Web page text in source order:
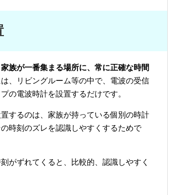
家族が一番集まる場所に、常に正確な時間
、リビングルーム等の中で、電波の受信
の電波時計を設置するだけです。
するのは、家族が持っている個別の時計
時刻のズレを認識しやすくするためで
がずれてくると、比較的、認識しやすく